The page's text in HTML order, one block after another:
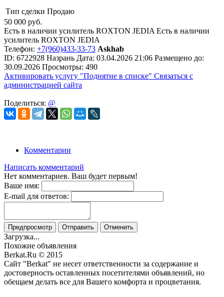
Тип сделки Продаю
50 000 руб.
Есть в наличии усилитель ROXTON JEDIA Есть в наличии
усилитель ROXTON JEDIA
Телефон: +7(960)433-33-73 Askhab
ID: 6722928 Назрань Дата: 03.04.2026 21:06 Размещено до:
30.09.2026 Просмотры: 490
Активировать услугу "Поднятие в списке" Связаться с
администрацией сайта
Поделиться: @
Комментарии
Написать комментарий
Нет комментариев. Ваш будет первым!
Ваше имя:
E-mail для ответов:
Предпросмотр Отправить Отменить
Загрузка...
Похожие объявления
Berkat.Ru © 2015
Сайт "Berkat" не несет ответственности за содержание и
достоверность оставленных посетителями объявлений, но
обещаем делать все для Вашего комфорта и процветания.